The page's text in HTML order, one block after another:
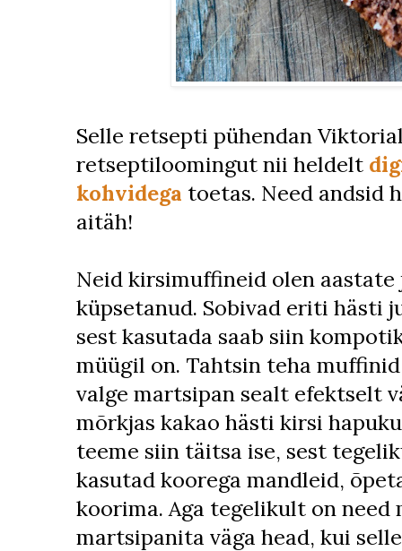
Selle retsepti pühendan
retseptiloomingut nii heldelt
kohvidega toetas. Need andsid
aitäh!
Neid kirsimuffineid olen
küpsetanud. Sobivad eriti hästi
sest kasutada saab siin
müügil on. Tahtsin teha
valge martsipan sealt efektselt
mõrkjas kakao hästi kirsi
teeme siin täitsa ise, sest
kasutad koorega mandleid,
koorima. Aga tegelikult on need
martsipanita väga head, kui